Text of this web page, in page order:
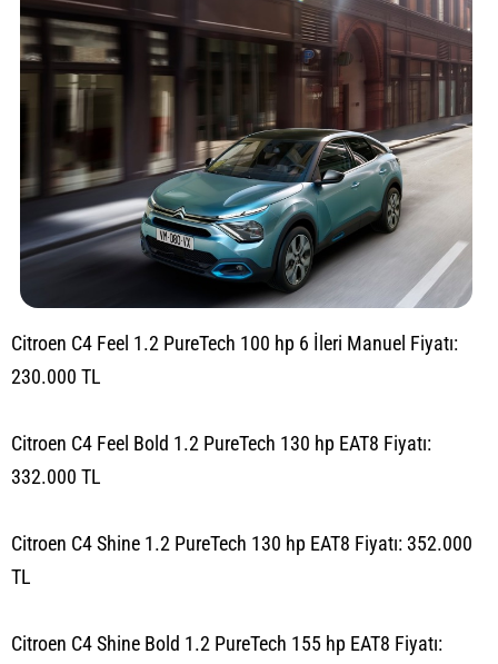
Citroen C4 Feel 1.2 PureTech 100 hp 6 İleri Manuel Fiyatı:
230.000 TL
Citroen C4 Feel Bold 1.2 PureTech 130 hp EAT8 Fiyatı:
332.000 TL
Citroen C4 Shine 1.2 PureTech 130 hp EAT8 Fiyatı: 352.000
TL
Citroen C4 Shine Bold 1.2 PureTech 155 hp EAT8 Fiyatı: